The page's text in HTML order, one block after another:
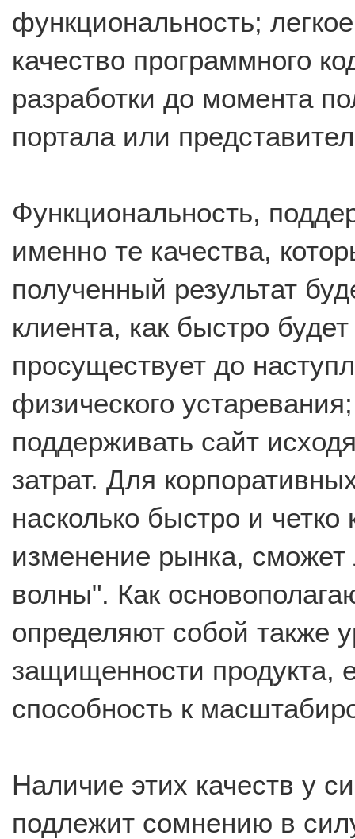
функциональность;
качество программного
разработки до момента
портала или
Функциональность,
именно те качества,
полученный результат
клиента, как быстро
просуществует до
физического
поддерживать сайт
затрат. Для
насколько быстро и
изменение рынка, сможет
волны". Как
определяют собой также
защищенности продукта,
способность к
Наличие этих качеств у
подлежит сомнению в